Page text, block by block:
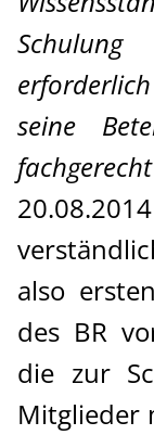
seine
also
des BR
die zur
Mitglieder